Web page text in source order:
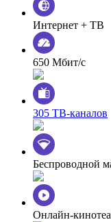
Интернет + ТВ
650 Мбит/с
305 ТВ-каналов
Беспроводной
Онлайн-